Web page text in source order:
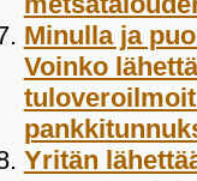
Minulla ja
Voinko
Yritän